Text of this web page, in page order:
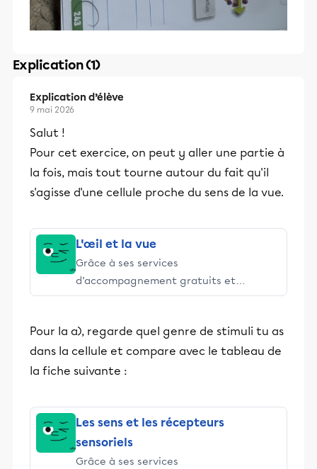
Explication (1)
Explication d’élève
9 mai 2026
Salut !
Pour cet exercice, on peut y aller une partie à
la fois, mais tout tourne autour du fait qu'il
s'agisse d'une cellule proche du sens de la vue.
L'œil et la vue
Grâce à ses services
d’accompagnement gratuits et
stimulants, Alloprof engage les élèves
éducative.
Pour la a), regarde quel genre de stimuli tu as
dans la cellule et compare avec le tableau de
la fiche suivante :
Les sens et les récepteurs
sensoriels
Grâce à ses services